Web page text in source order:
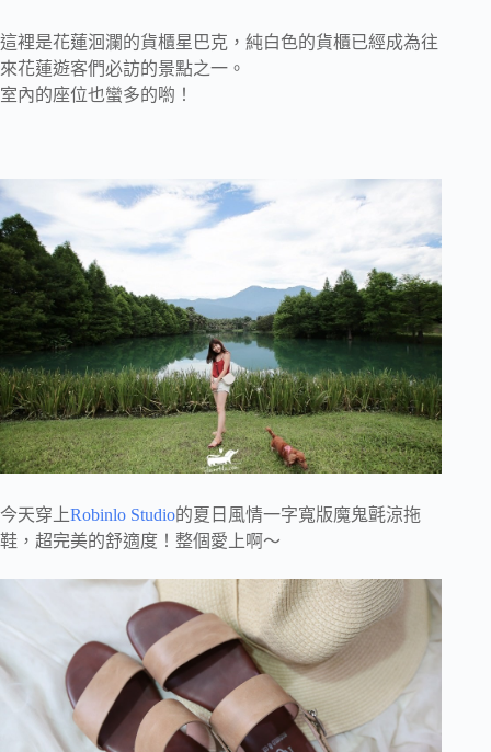
這裡是花蓮洄瀾的貨櫃星巴克，純白色的貨櫃已經成為往
來花蓮遊客們必訪的景點之一。
室內的座位也蠻多的喲！
今天穿上Robinlo Studio的夏日風情一字寬版魔鬼氈涼拖
鞋，超完美的舒適度！整個愛上啊～